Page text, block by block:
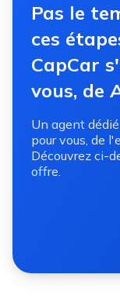
Pas le
ces
CapCar
vous, de
Un agent
pour vous, de
Découvrez ci-
offre.